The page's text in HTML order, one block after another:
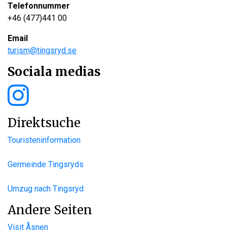
Telefonnummer
+46 (477)441 00
Email
turism@tingsryd.se
Sociala medias
Direktsuche
Touristeninformation
Germeinde Tingsryds
Umzug nach Tingsryd
Andere Seiten
Visit Åsnen